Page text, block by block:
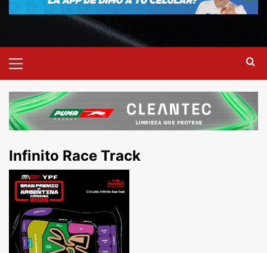
Infinito Race Track